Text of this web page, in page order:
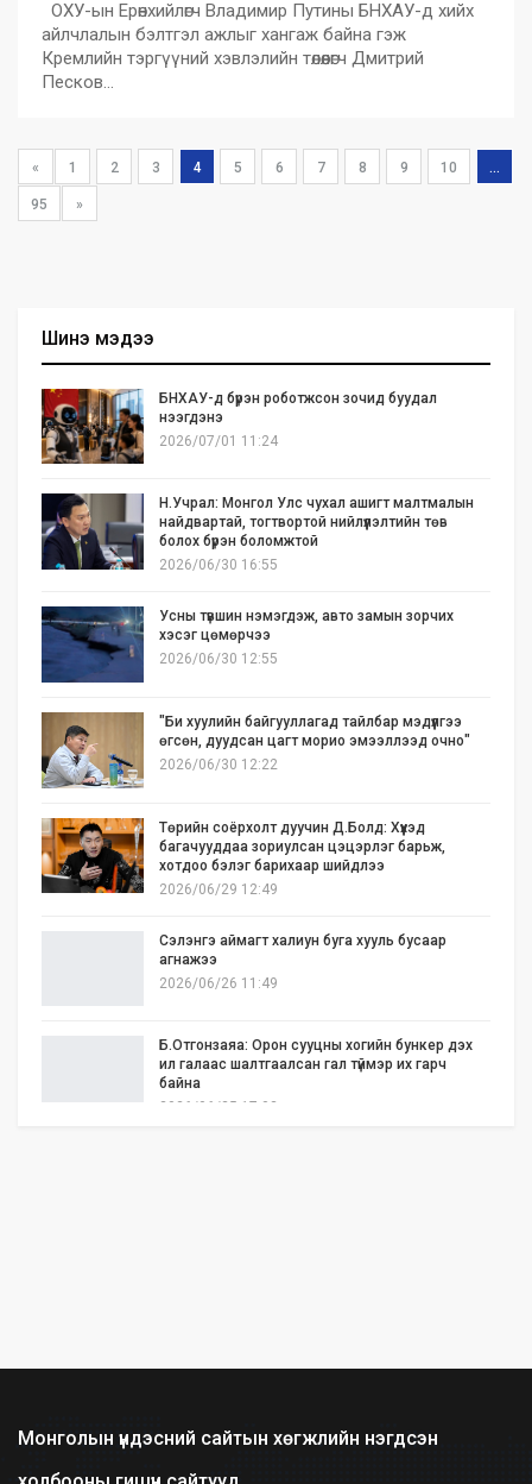
ОХУ-ын Ерөнхийлөгч Владимир Путины БНХАУ-д хийх
айлчлалын бэлтгэл ажлыг хангаж байна гэж
Кремлийн тэргүүний хэвлэлийн төлөөлөгч Дмитрий
Песков…
« 1 2 3 4 5 6 7 8 9 10 ...
95 »
Шинэ мэдээ
БНХАУ-д бүрэн роботжсон зочид буудал
нээгдэнэ
2026/07/01 11:24
Н.Учрал: Монгол Улс чухал ашигт малтмалын
найдвартай, тогтвортой нийлүүлэлтийн төв
болох бүрэн боломжтой
2026/06/30 16:55
Усны түвшин нэмэгдэж, авто замын зорчих
хэсэг цөмөрчээ
2026/06/30 12:55
"Би хуулийн байгууллагад тайлбар мэдүүлгээ
өгсөн, дуудсан цагт морио эмээллээд очно"
2026/06/30 12:22
Төрийн соёрхолт дуучин Д.Болд: Хүүхэд
багачууддаа зориулсан цэцэрлэг барьж,
хотдоо бэлэг барихаар шийдлээ
2026/06/29 12:49
Сэлэнгэ аймагт халиун буга хууль бусаар
агнажээ
2026/06/26 11:49
Б.Отгонзаяа: Орон сууцны хогийн бункер дэх
ил галаас шалтгаалсан гал түймэр их гарч
байна
2026/06/25 17:02
Монголын үндэсний сайтын хөгжлийн нэгдсэн